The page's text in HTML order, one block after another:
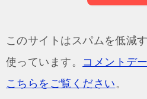
このサイトはスパムを低減
使っています。 コメントデ
こちらをご覧ください 。